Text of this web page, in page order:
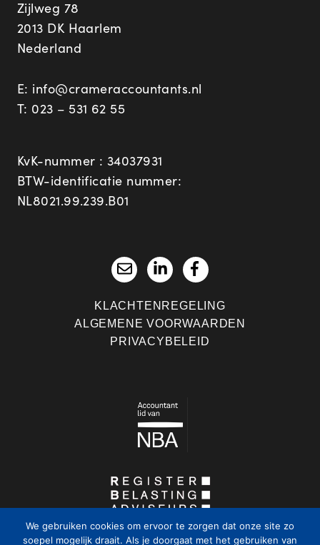
Zijlweg 78
2013 DK Haarlem
Nederland
E: info@crameraccountants.nl
T: 023 – 531 62 55
KvK-nummer : 34037931
BTW-identificatie nummer:
NL8021.99.239.B01
KLACHTENREGELING
ALGEMENE VOORWAARDEN
PRIVACYBELEID
We gebruiken cookies om ervoor te zorgen dat onze site zo
soepel mogelijk draait. Als je doorgaat met het gebruiken van